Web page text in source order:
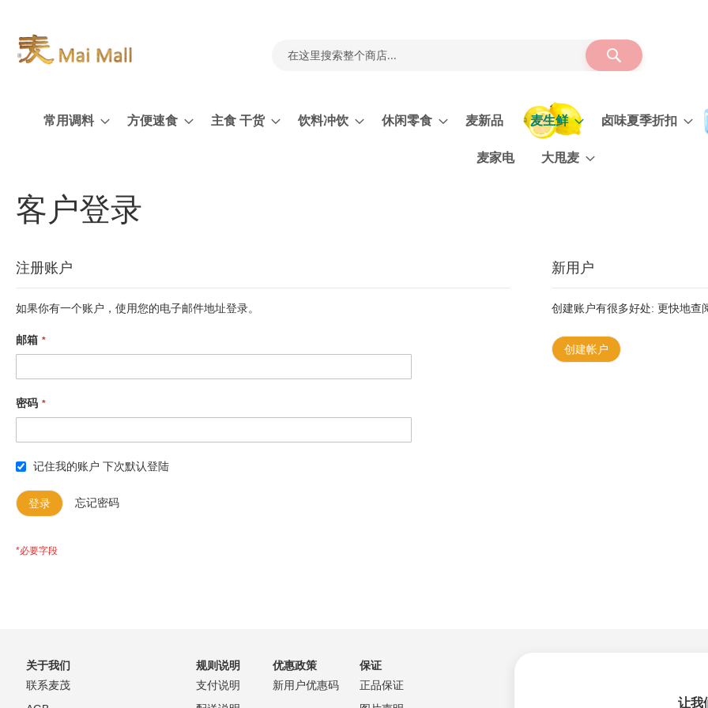
内
容
搜
常用调料 方便速食 主食 干货 饮料冲饮 休闲零食 麦新品 麦生鲜 卤味夏季折扣
麦家电 大甩麦
客户登录
注册账户
如果你有一个账户，使用您的电子邮件地址登录。
邮箱
密码
记住我的账户 下次默认登陆
登录 忘记密码
新用户
创建账户有很多好处: 更快地查
创建帐户
关于我们
联系麦茂
规则说明
支付说明
优惠政策
新用户优惠码
保证
正品保证
让我